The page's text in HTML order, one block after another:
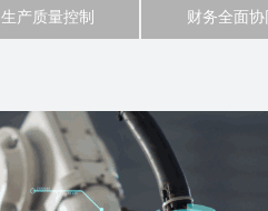
生产质量控制 财务全面协